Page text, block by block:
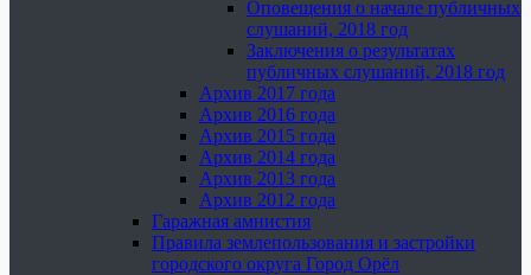
Оповещения о начале публичных
слушаний, 2018 год
Заключения о результатах
публичных слушаний, 2018 год
Архив 2017 года
Архив 2016 года
Архив 2015 года
Архив 2014 года
Архив 2013 года
Архив 2012 года
Гаражная амнистия
Правила землепользования и застройки
городского округа Город Орёл